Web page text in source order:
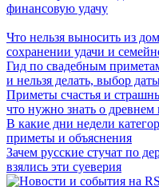
финансовую удачу
Что нельзя выносить из
сохранении удачи и
Гид по свадебным
и нельзя делать, выбор
Приметы счастья и
что нужно знать о древнем
В какие дни недели
приметы и объяснения
Зачем русские стучат по
взялись эти суеверия